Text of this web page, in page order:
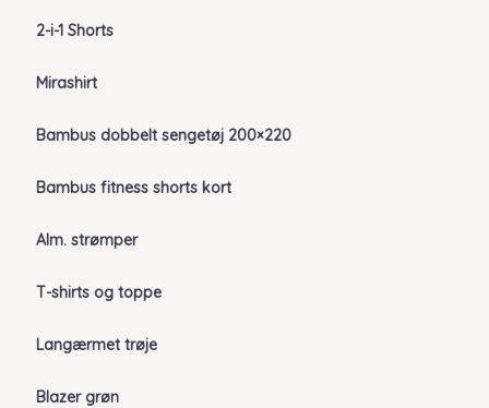
2-i-1 Shorts
Mirashirt
Bambus dobbelt sengetøj 200×220
Bambus fitness shorts kort
Alm. strømper
T-shirts og toppe
Langærmet trøje
Blazer grøn